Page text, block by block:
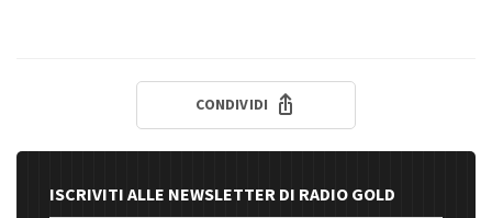
CONDIVIDI
ISCRIVITI ALLE NEWSLETTER DI RADIO GOLD